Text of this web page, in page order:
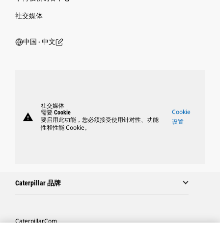
社交媒体
中国 ‧ 中文
warning
社交媒体
需要 Cookie
要启用此功能，您必须接受使用针对性、功能
性和性能 Cookie。
Cookie
设置
Caterpillar 品牌
Caterpillar.com